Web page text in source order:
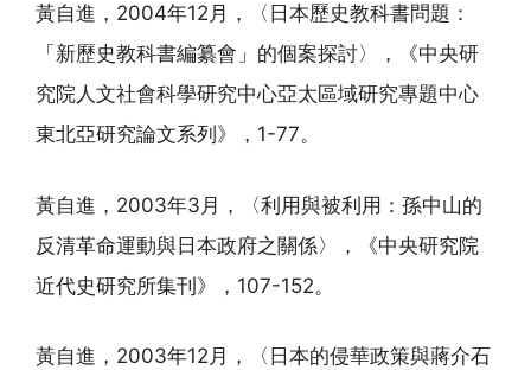
黃自進，2004年12月，〈日本歷史教科書問題：
「新歷史教科書編纂會」的個案探討〉，《中央研
究院人文社會科學研究中心亞太區域研究專題中心
東北亞研究論文系列》，1-77。
黃自進，2003年3月，〈利用與被利用：孫中山的
反清革命運動與日本政府之關係〉，《中央研究院
近代史研究所集刊》，107-152。
黃自進，2003年12月，〈日本的侵華政策與蔣介石